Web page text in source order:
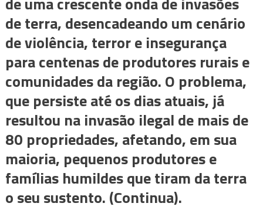
de terra, desencadeando um cenário
de violência, terror e insegurança
para centenas de produtores rurais e
comunidades da região. O problema,
que persiste até os dias atuais, já
resultou na invasão ilegal de mais de
80 propriedades, afetando, em sua
maioria, pequenos produtores e
famílias humildes que tiram da terra
o seu sustento. (Continua).